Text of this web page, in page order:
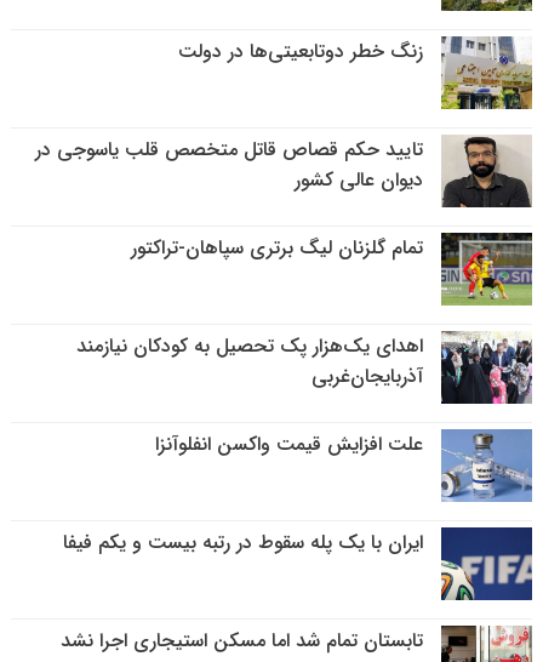
زنگ خطر دوتابعیتی‌ها در دولت
تایید حکم قصاص قاتل متخصص قلب یاسوجی در
دیوان عالی کشور
تمام گلزنان لیگ‌ برتری سپاهان-تراکتور
اهدای یک‌هزار پک تحصیل به کودکان نیازمند
آذربایجان‌غربی
علت افزایش قیمت واکسن انفلوآنزا
ایران با یک پله سقوط در رتبه بیست و یکم فیفا
تابستان تمام شد اما مسکن استیجاری اجرا نشد